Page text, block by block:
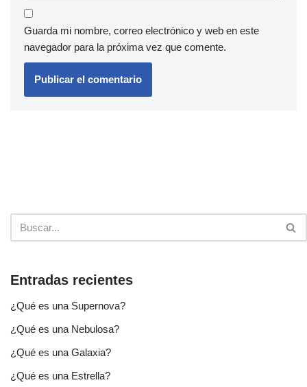
Guarda mi nombre, correo electrónico y web en este
navegador para la próxima vez que comente.
Entradas recientes
¿Qué es una Supernova?
¿Qué es una Nebulosa?
¿Qué es una Galaxia?
¿Qué es una Estrella?